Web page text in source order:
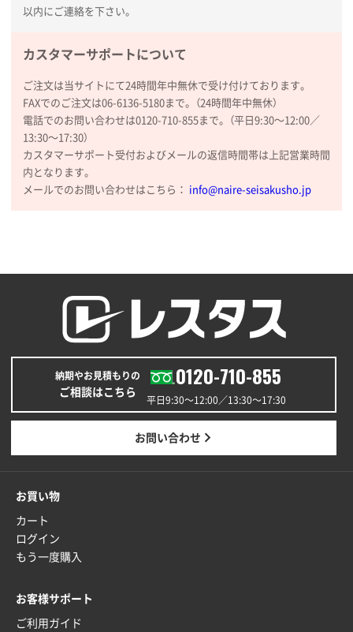
山口県P社様
③1枚
希望の商品の取り扱いがあったので
大阪府のお客様
厚手コットンマチ付トートL ナチュラル(A4対応)
200枚
2025年12月25日 13:33
以前の注文も含め価格と品質
青森県K社様
ワンポイントポリ袋 A4サイズ1000枚
2025年12月24日 13:22
安い
ワンポイント箔押し紙袋 M横サイズ(A4対応)100
2025年12月22日 03:31
神奈川県S社様
2025年12月16日 10:39
短納期対応が素晴らしい
以内にご連絡を下さい。
カスタマーサポートについて
ご注文は当サイトにて24時間年中無休で受け付けております。
FAXでのご注文は06-6136-5180まで。（24時間年中無休）
電話でのお問い合わせは0120-710-855まで。（平日9:30〜12:00／
13:30〜17:30）
カスタマーサポート受付およびメールの返信時間帯は上記営業時間
内となります。
メールでのお問い合わせはこちら： info@naire-seisakusho.jp
納期やお見積もりの
ご相談はこちら
0120-710-855
平日9:30〜12:00／13:30〜17:30
お問い合わせ
お買い物
カート
ログイン
もう一度購入
お客様サポート
ご利用ガイド